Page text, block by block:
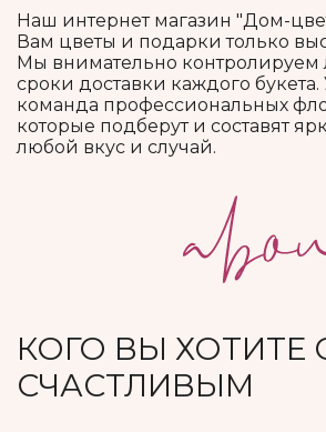
Наш интернет магазин "Дом-
Вам цветы и подарки только
Мы внимательно контролируем
сроки доставки каждого букета.
команда профессиональных
которые подберут и составят
любой вкус и случай.
КОГО ВЫ ХОТИТЕ
СЧАСТЛИВЫМ